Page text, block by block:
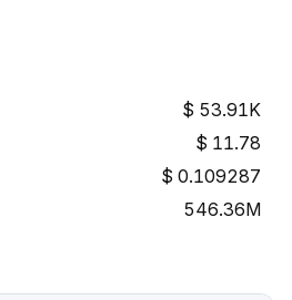
53.91K
11.78
0.109287
546.36M